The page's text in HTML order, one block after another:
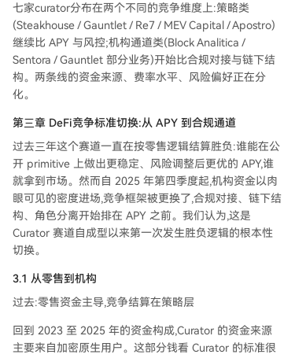
七家curator分布在两个不同的竞争维度上:策略类
(Steakhouse / Gauntlet / Re7 / MEV Capital / Apostro)
继续比 APY 与风控;机构通道类(Block Analitica /
Sentora / Gauntlet 部分业务)开始比合规对接与链下结
构。两条线的资金来源、费率水平、风险偏好正在分
化。
第三章 DeFi竞争标准切换:从 APY 到合规通道
过去三年这个赛道一直在按零售逻辑结算胜负:谁能在公
开 primitive 上做出更稳定、风险调整后更优的 APY,谁
就拿到市场。然而自 2025 年第四季度起,机构资金以肉
眼可见的密度进场,竞争框架被更换了,合规对接、链下结
构、角色分离开始排在 APY 之前。我们认为,这是
Curator 赛道自成型以来第一次发生胜负逻辑的根本性
切换。
3.1 从零售到机构
过去:零售资金主导,竞争结算在策略层
回到 2023 至 2025 年的资金构成,Curator 的资金来源
主要来自加密原生用户。这部分钱看 Curator 的标准很